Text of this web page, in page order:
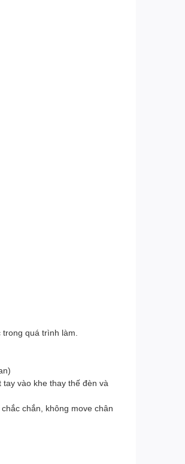
quá trình làm.
vào khe thay thế đèn và
chắn, không move chân